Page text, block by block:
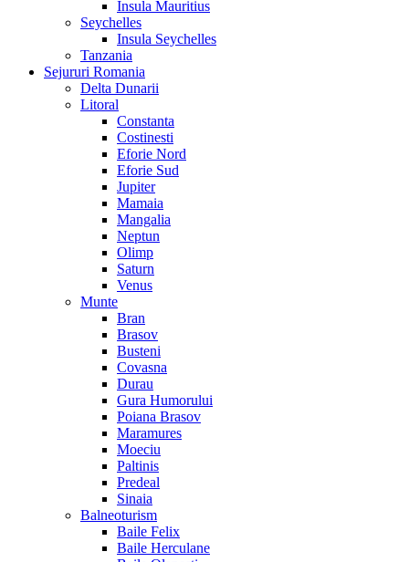
Insula Mauritius
Seychelles
Insula Seychelles
Tanzania
Sejururi Romania
Delta Dunarii
Litoral
Constanta
Costinesti
Eforie Nord
Eforie Sud
Jupiter
Mamaia
Mangalia
Neptun
Olimp
Saturn
Venus
Munte
Bran
Brasov
Busteni
Covasna
Durau
Gura Humorului
Poiana Brasov
Maramures
Moeciu
Paltinis
Predeal
Sinaia
Balneoturism
Baile Felix
Baile Herculane